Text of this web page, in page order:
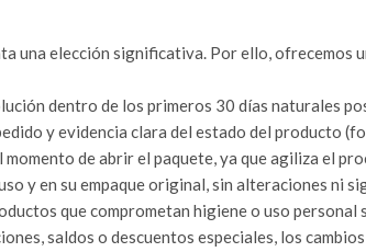
una elección significativa. Por ello,
dentro de los primeros 30 días naturales
y evidencia clara del estado del producto
de abrir el paquete, ya que agiliza el
y en su empaque original, sin alteraciones ni
que comprometan higiene o uso personal
saldos o descuentos especiales, los